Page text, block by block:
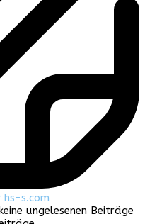
hs-s.com
ungelesenen Beiträge